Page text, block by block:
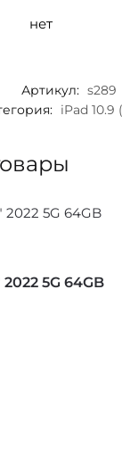
нет
Артикул: s289
iPad 10.9
5G 64GB